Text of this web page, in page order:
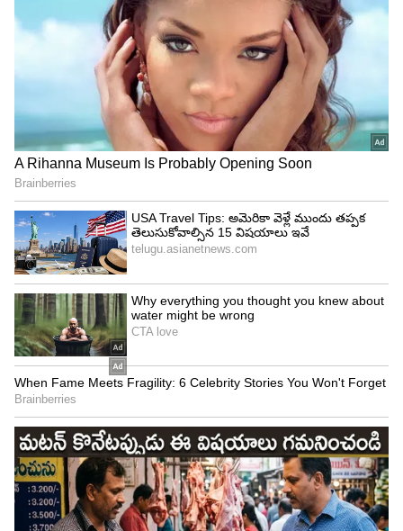
కచ్చితంగా అడగాలి. ఈ పత్రాలు ఉంటేనే లోన్ చెల్లింపు
పూర్తయినట్లు… బ్యాంక్ లేదా ఫైనాన్స్ సంస్థకు ఈ
వాహనంపై ఎలాంటి హక్కులు లేవని అర్థం. ఇవి లేకుండా
RC నుంచి బ్యాంకు పేరును తొలగించడం కుదరదు… అంటే
ఈ వాహనంపై సర్వహక్కులు సదరు బ్యాంకు లేదా ఫైనాన్స్
సంస్థ కలిగివున్నట్లు.
4
5